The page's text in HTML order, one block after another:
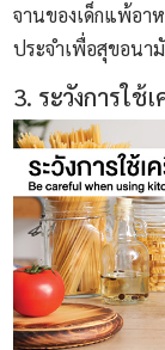
จานของเด็กแพ้อา
ประจำเพื่อสุขอนา
3. ระวังการใช้